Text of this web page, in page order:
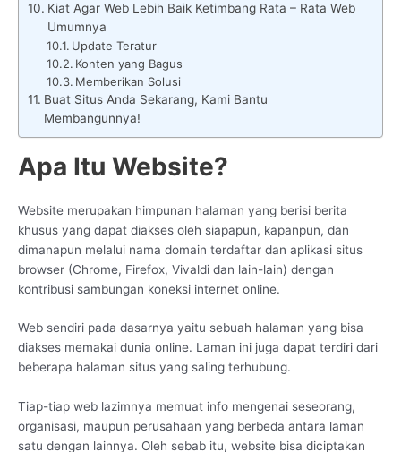
Kiat Agar Web Lebih Baik Ketimbang Rata – Rata Web
Umumnya
Update Teratur
Konten yang Bagus
Memberikan Solusi
Buat Situs Anda Sekarang, Kami Bantu
Membangunnya!
Apa Itu Website?
Website merupakan himpunan halaman yang berisi berita
khusus yang dapat diakses oleh siapapun, kapanpun, dan
dimanapun melalui nama domain terdaftar dan aplikasi situs
browser (Chrome, Firefox, Vivaldi dan lain-lain) dengan
kontribusi sambungan koneksi internet online.
Web sendiri pada dasarnya yaitu sebuah halaman yang bisa
diakses memakai dunia online. Laman ini juga dapat terdiri dari
beberapa halaman situs yang saling terhubung.
Tiap-tiap web lazimnya memuat info mengenai seseorang,
organisasi, maupun perusahaan yang berbeda antara laman
satu dengan lainnya. Oleh sebab itu, website bisa diciptakan